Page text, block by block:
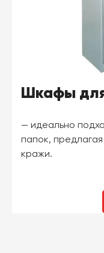
Шкафы
— идеально
папок,
кражи.